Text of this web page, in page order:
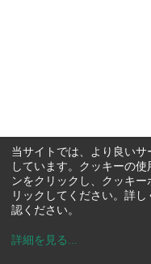
当サイトでは、より良い
しています。クッキーの
ンをクリックし、クッキ
リックしてください。詳
認ください。
詳細を見る ...